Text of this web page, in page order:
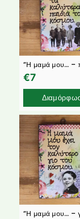
“Η μαμά μου… –
€7
“Η μαμά μου… –